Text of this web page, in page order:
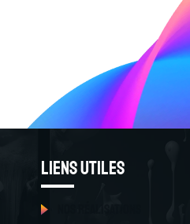
Liens utiles